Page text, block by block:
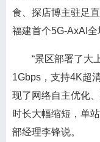
食、探店博主驻足
福建首个5G-AxAI全
“景区部署了大上
1Gbps，支持4K超
现了网络自主优化
时长大幅缩短，单
部经理李锋说。